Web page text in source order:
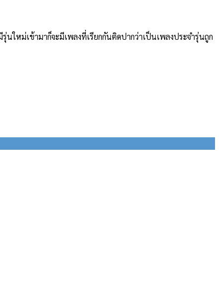
ใหม่เข้ามาก็จะมีเพลงที่เรียกกันติดปากว่าเป็นเพลงประจำรุ่นถูก